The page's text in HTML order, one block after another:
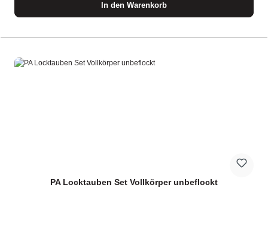
In den Warenkorb
PA Locktauben Set Vollkörper unbeflockt